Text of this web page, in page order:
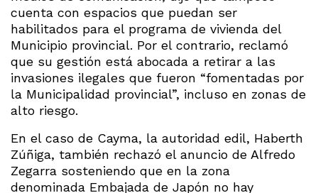
cuenta con espacios que puedan ser
habilitados para el programa de vivienda del
Municipio provincial. Por el contrario, reclamó
que su gestión está abocada a retirar a las
invasiones ilegales que fueron “fomentadas por
la Municipalidad provincial”, incluso en zonas de
alto riesgo.
En el caso de Cayma, la autoridad edil, Haberth
Zúñiga, también rechazó el anuncio de Alfredo
Zegarra sosteniendo que en la zona
denominada Embajada de Japón no hay